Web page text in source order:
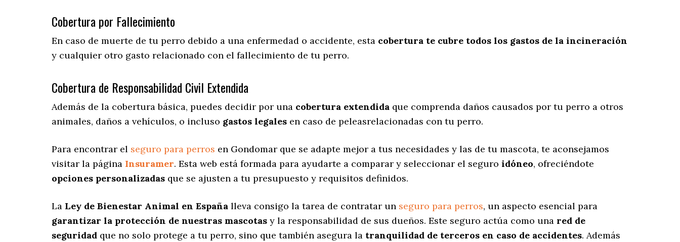
Cobertura por Fallecimiento
En caso de muerte de tu perro debido a una enfermedad o accidente, esta cobertura te cubre todos los gastos de la incineración
y cualquier otro gasto relacionado con el fallecimiento de tu perro.
Cobertura de Responsabilidad Civil Extendida
Además de la cobertura básica, puedes decidir por una cobertura extendida que comprenda daños causados por tu perro a otros
animales, daños a vehículos, o incluso gastos legales en caso de peleasrelacionadas con tu perro.
Para encontrar el seguro para perros en Gondomar que se adapte mejor a tus necesidades y las de tu mascota, te aconsejamos
visitar la página Insuramer. Esta web está formada para ayudarte a comparar y seleccionar el seguro idóneo, ofreciéndote
opciones personalizadas que se ajusten a tu presupuesto y requisitos definidos.
La Ley de Bienestar Animal en España lleva consigo la tarea de contratar un seguro para perros, un aspecto esencial para
garantizar la protección de nuestras mascotas y la responsabilidad de sus dueños. Este seguro actúa como una red de
seguridad que no solo protege a tu perro, sino que también asegura la tranquilidad de terceros en caso de accidentes. Además